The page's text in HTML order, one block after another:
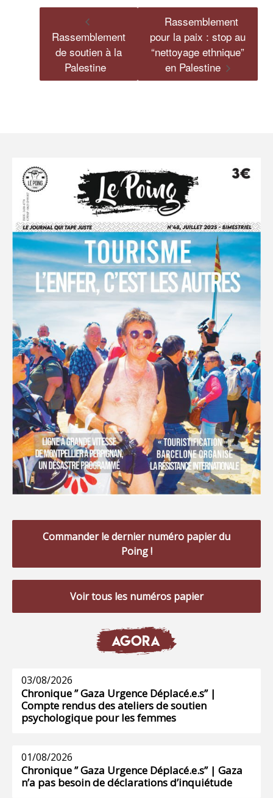
Rassemblement
de soutien à la
Palestine
Rassemblement
pour la paix : stop au
“nettoyage ethnique”
en Palestine
Commander le dernier numéro papier du
Poing !
Voir tous les numéros papier
AGORA
03/08/2026
Chronique ” Gaza Urgence Déplacé.e.s” |
Compte rendus des ateliers de soutien
psychologique pour les femmes
01/08/2026
Chronique ” Gaza Urgence Déplacé.e.s” | Gaza
n’a pas besoin de déclarations d’inquiétude